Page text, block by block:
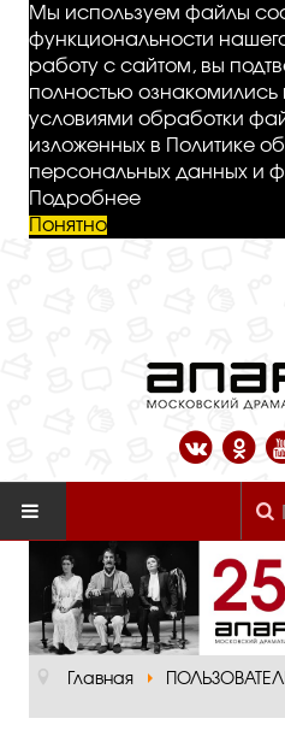
Мы используем файлы
функциональности
работу с сайтом, вы
полностью ознакомились
условиями обработки
изложенных в Политике
персональных данных и
Подробнее
Понятно
Главная
О театре
Официальная
Главная